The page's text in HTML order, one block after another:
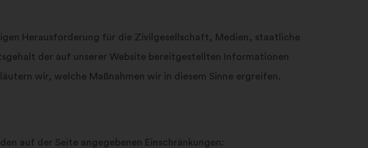
Herausforderung für die Zivilgesellschaft, Medien, staatliche
der auf unserer Website bereitgestellten Informationen
wir, welche Maßnahmen wir in diesem Sinne ergreifen.
auf der Seite angegebenen Einschränkungen: